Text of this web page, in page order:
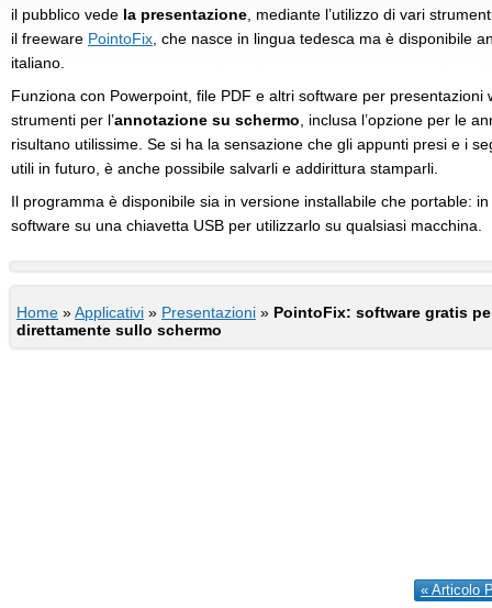
il pubblico vede la presentazione , mediante l’utilizzo di vari
il freeware PointoFix , che nasce in lingua tedesca ma è disponibile
italiano.
Funziona con Powerpoint, file PDF e altri software per
strumenti per l’annotazione su schermo , inclusa l’opzione per le
risultano utilissime. Se si ha la sensazione che gli appunti presi e i
utili in futuro, è anche possibile salvarli e addirittura stamparli.
Il programma è disponibile sia in versione installabile che portable:
software su una chiavetta USB per utilizzarlo su qualsiasi macchina.
Home »Applicativi » Presentazioni » PointoFix: software gratis
direttamente sullo schermo
« Articolo